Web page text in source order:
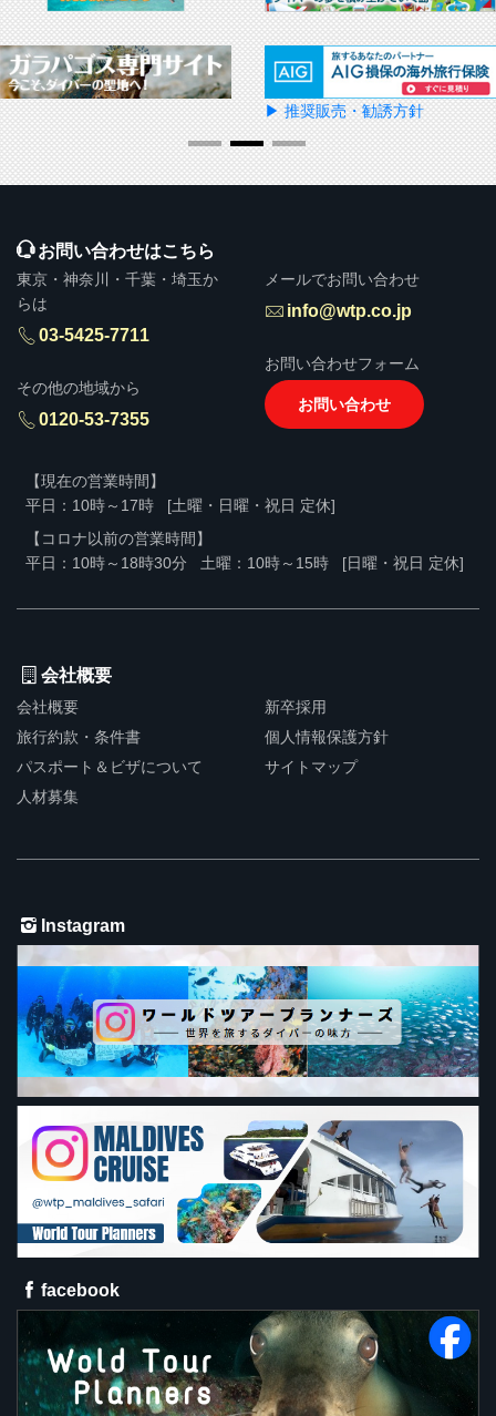
▶ 推奨販売・勧誘方針
お問い合わせはこちら
東京・神奈川・千葉・埼玉か
らは
03-5425-7711
その他の地域から
0120-53-7355
メールでお問い合わせ
info@wtp.co.jp
お問い合わせフォーム
お問い合わせ
【現在の営業時間】
平日：10時～17時
[土曜・日曜・祝日 定休]
【コロナ以前の営業時間】
平日：10時～18時30分
土曜：10時～15時 [日曜・祝日 定休]
会社概要
会社概要
旅行約款・条件書
パスポート＆ビザについて
人材募集
新卒採用
個人情報保護方針
サイトマップ
Instagram
facebook